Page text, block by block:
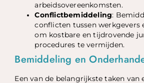
arbeidsovereenkomsten.
Conflictbemiddeling:
conflicten tussen werkgevers
om kostbare en tijdrovende
procedures te vermijden.
Bemiddeling en
Een van de belangrijkste taken van